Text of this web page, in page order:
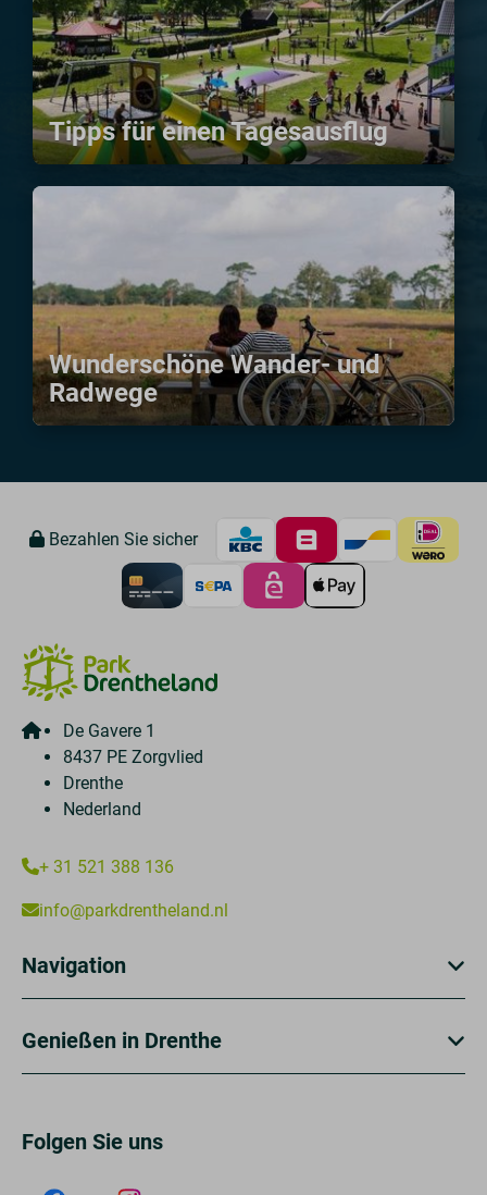
Tipps für einen Tagesausflug
Wunderschöne Wander- und
Radwege
Bezahlen Sie sicher
De Gavere 1
8437 PE Zorgvlied
Drenthe
Nederland
+ 31 521 388 136
info@parkdrentheland.nl
Navigation
Genießen in Drenthe
Folgen Sie uns